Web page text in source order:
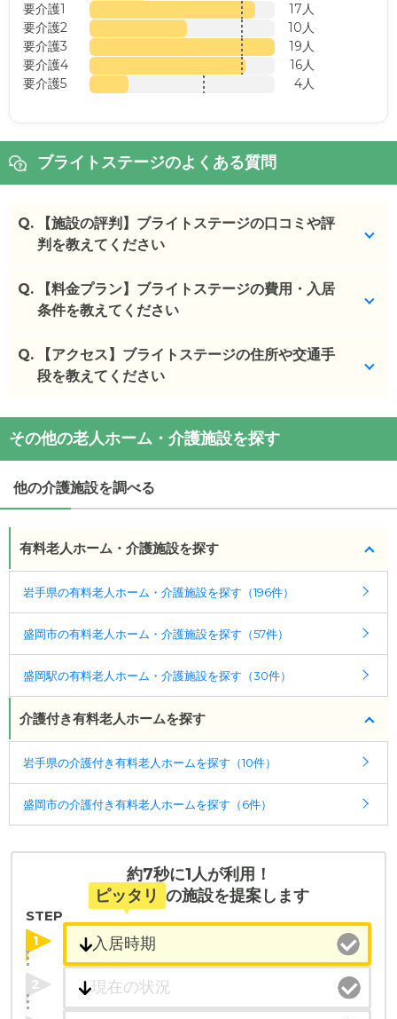
要介護1
17人
要介護2
10人
要介護3
19人
要介護4
16人
要介護5
4人
ブライトステージのよくある質問
Q.
【施設の評判】ブライトステージの口コミや評
判を教えてください
ブライトステージを見学した方の口コミを確認でき
ます。
ブライトステージの 口コミ
・後見人と母親がよく相談して、父の状態に合わせ
てくれました。部...
◎ケアスル 介護の3つの特徴
・経験豊富な入居相談員が完全無料で施設探しをサ
ポート
入居相談：0120-579-721
・全国10000件の介護施設情報を掲載
ことができます。
・こだわりの条件や医療体制から施設を探せる
たとえば「カラオケ」「麻雀」が楽しめる施設、
「夫婦入居可」の施設、「看取り可」の施設など、
医療・看護体制から施設を探すこともできます。
Q.
【料金プラン】ブライトステージの費用・入居
条件を教えてください
ブライトステージの入居金・月額料金は次のとおり
です。
・月額費用が17.5〜21.0万円
・要介護度：要支援1、要支援2、要介護1、要介護
・認知症：受け入れ可
ケアスル 介護では詳細な料金プランをご確認頂けま
す。詳しくはこちら 。
◎ケアスル 介護の3つの特徴
ポート
入居相談：
0120-579-721
受付時間：10：00～19：00
・全国10000件の介護施設情報を掲載
幅広い選択肢の中から、条件にあった施設を選ぶ
ことができます。
たとえば「カラオケ」「麻雀」が楽しめる施設、
「夫婦入居可」の施設、「看取り可」の施設など、
医療・看護体制から施設を探すこともできます。
Q.
【アクセス】ブライトステージの住所や交通手
段を教えてください
ブライトステージの交通アクセス
・住所：岩手県盛岡市肴町3-18
・最寄り駅：
その他の老人ホーム・介護施設を探す
他の介護施設を調べる
有料老人ホーム・介護施設を探す
岩手県の有料老人ホーム・介護施設を探す（196件）
盛岡市の有料老人ホーム・介護施設を探す（57件）
盛岡駅の有料老人ホーム・介護施設を探す（30件）
介護付き有料老人ホームを探す
岩手県の介護付き有料老人ホームを探す（10件）
盛岡市の介護付き有料老人ホームを探す（6件）
約7秒に1人が利用！
ピッタリ の施設を提案します
STEP
1
2